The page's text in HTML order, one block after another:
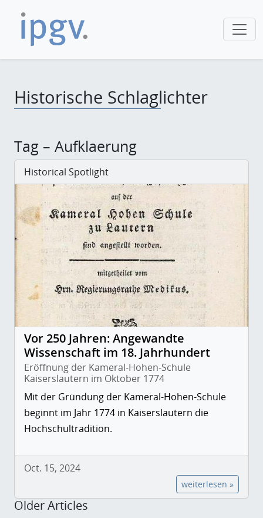
Historische Schlaglichter
Tag – Aufklaerung
Historical Spotlight
Vor 250 Jahren: Angewandte
Wissenschaft im 18. Jahrhundert
Eröffnung der Kameral-Hohen-Schule
Kaiserslautern im Oktober 1774
Mit der Gründung der Kameral-Hohen-Schule
beginnt im Jahr 1774 in Kaiserslautern die
Hochschultradition.
Oct. 15, 2024
weiterlesen »
Older Articles